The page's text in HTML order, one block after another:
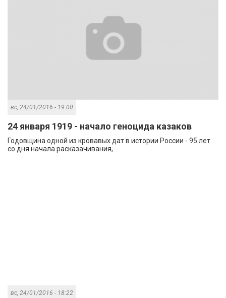
вс, 24/01/2016 - 19:00
24 января 1919 - начало геноцида казаков
Годовщина одной из кровавых дат в истории России - 95 лет
со дня начала расказачивания,...
вс, 24/01/2016 - 18:22